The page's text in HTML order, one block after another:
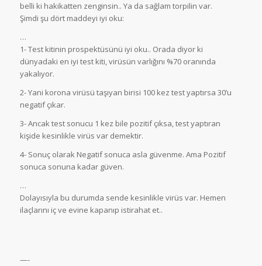
belli ki hakikatten zenginsin.. Ya da sağlam torpilin var.
Şimdi şu dört maddeyi iyi oku:
…
1- Test kitinin prospektüsünü iyi oku.. Orada diyor ki
dünyadaki en iyi test kiti, virüsün varlığını %70 oranında
yakalıyor.
2- Yani korona virüsü taşıyan birisi 100 kez test yaptırsa 30’u
negatif çıkar.
3- Ancak test sonucu 1 kez bile pozitif çıksa, test yaptıran
kişide kesinlikle virüs var demektir.
4- Sonuç olarak Negatif sonuca asla güvenme. Ama Pozitif
sonuca sonuna kadar güven.
…
Dolayısıyla bu durumda sende kesinlikle virüs var. Hemen
ilaçlarını iç ve evine kapanıp istirahat et..
—-